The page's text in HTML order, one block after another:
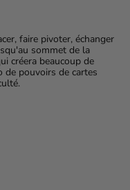
faire pivoter, échanger
sommet de la
créera beaucoup de
de pouvoirs de cartes